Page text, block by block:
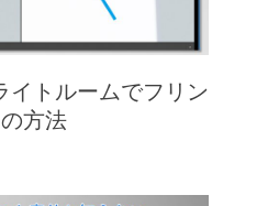
イトルームでフリン
方法